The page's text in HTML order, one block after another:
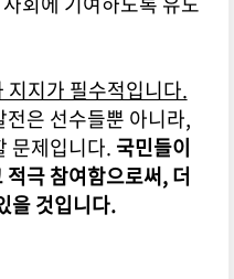
지지가 필수적입니다.
은 선수들뿐 아니라,
문제입니다. 국민들이
극 참여함으로써, 더
을 것입니다.